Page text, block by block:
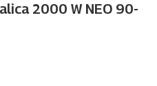
2000 W NEO 90-